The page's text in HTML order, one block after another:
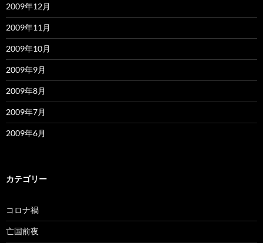
2009年12月
2009年11月
2009年10月
2009年9月
2009年8月
2009年7月
2009年6月
カテゴリー
コロナ禍
亡国前夜